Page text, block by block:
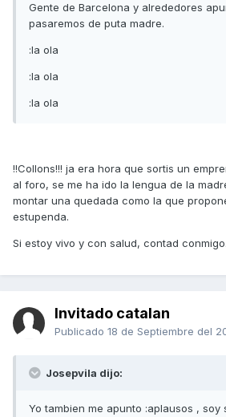
Gente de Barcelona y alrededores
pasaremos de puta madre.
:la ola
:la ola
:la ola
!!Collons!!! ja era hora que sortis un
al foro, se me ha ido la lengua de la
montar una quedada como la que
estupenda.
Si estoy vivo y con salud, contad conmigo.
Invitado catalan
Publicado 18 de Septiembre del
Josepvila dijo:
Yo tambien me apunto :aplausos , soy